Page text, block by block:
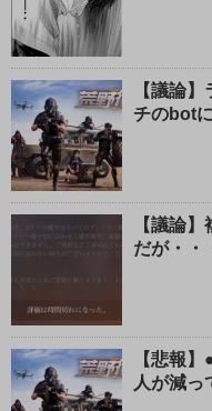
【議論
チのbot
【議論
だが・・
【悲報
人が減っ